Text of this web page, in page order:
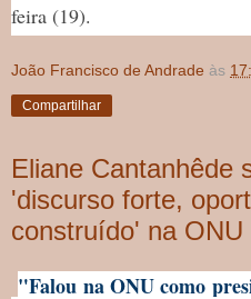
feira (19).
João Francisco de Andrade às
Compartilhar
Eliane Cantanhêde
'discurso forte,
construído' na ONU
"Falou na ONU como